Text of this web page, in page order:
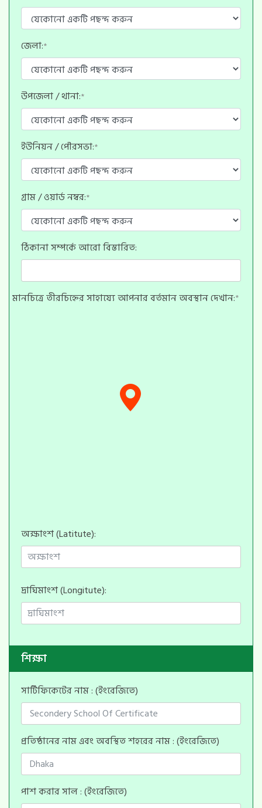
জেলা:*
উপজেলা / থানা:*
ইউনিয়ন / পৌরসভা:*
গ্রাম / ওয়ার্ড নম্বর:*
ঠিকানা সম্পর্কে আরো বিস্তারিত:
মানচিত্রে তীরচিহ্নের সাহায্যে আপনার বর্তমান অবস্থান দেখান:*
অক্ষাংশ (Latitute):
দ্রাঘিমাংশ (Longitute):
শিক্ষা
সার্টিফিকেটের নাম : (ইংরেজিতে)
প্রতিষ্ঠানের নাম এবং অবস্থিত শহরের নাম : (ইংরেজিতে)
পাশ করার সাল : (ইংরেজিতে)